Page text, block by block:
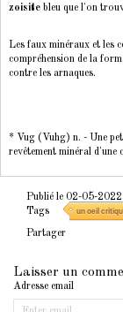
zoisitebleu que l'on
Les faux minéraux et les
compréhension de la
contre les arnaques.
* Vug (Vuhg) n. - Une
revêtement minéral d'une
Publié le 02-05-2022
Tags
un oeil
Partager
Laisser un
Adresse email